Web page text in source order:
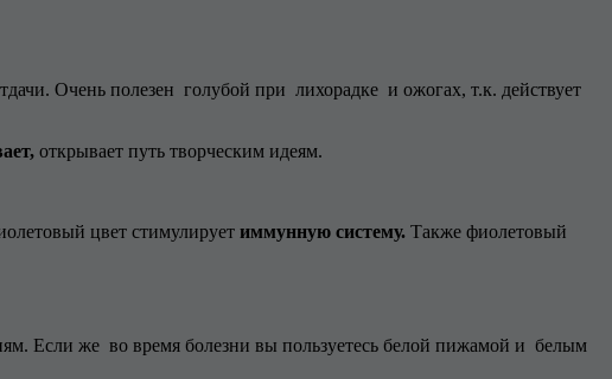
Очень полезен голубой при лихорадке и ожогах, т.к. действует
открывает путь творческим идеям.
цвет стимулирует иммунную систему. Также фиолетовый
Если же во время болезни вы пользуетесь белой пижамой и белым